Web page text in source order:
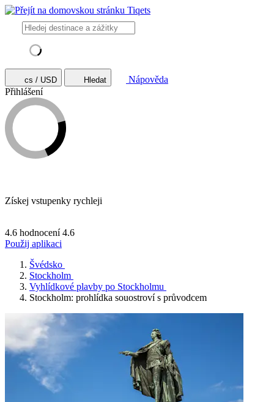
cs / USD Hledat
Nápověda
Přihlášení
Získej vstupenky rychleji
4.6 hodnocení 4.6
Použij aplikaci
Švédsko
Stockholm
Vyhlídkové plavby po Stockholmu
Stockholm: prohlídka souostroví s průvodcem